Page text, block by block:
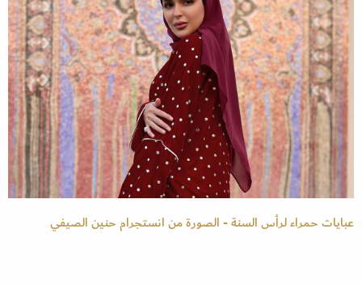
عبايات حمراء لرأس السنة - الصورة من انستجرام حنين الصيفي